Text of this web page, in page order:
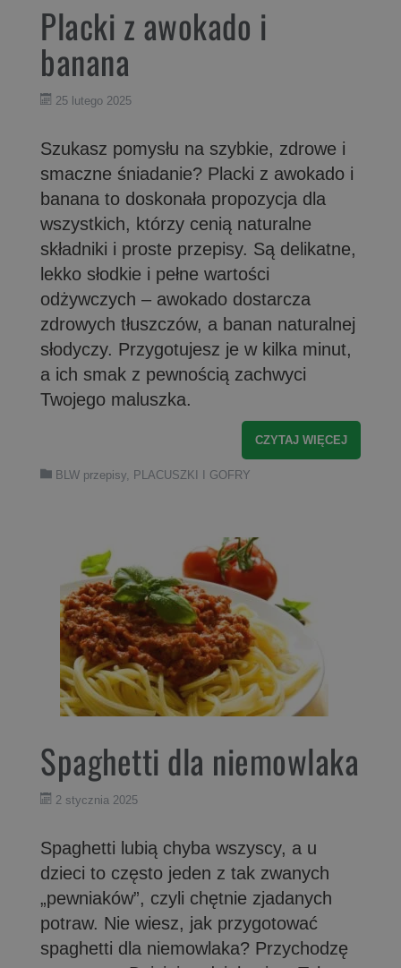
Placki z awokado i
banana
25 lutego 2025
Szukasz pomysłu na szybkie, zdrowe i
smaczne śniadanie? Placki z awokado i
banana to doskonała propozycja dla
wszystkich, którzy cenią naturalne
składniki i proste przepisy. Są delikatne,
lekko słodkie i pełne wartości
odżywczych – awokado dostarcza
zdrowych tłuszczów, a banan naturalnej
słodyczy. Przygotujesz je w kilka minut,
a ich smak z pewnością zachwyci
Twojego maluszka.
CZYTAJ WIĘCEJ
BLW przepisy, PLACUSZKI I GOFRY
Spaghetti dla niemowlaka
2 stycznia 2025
Spaghetti lubią chyba wszyscy, a u
dzieci to często jeden z tak zwanych
„pewniaków”, czyli chętnie zjadanych
potraw. Nie wiesz, jak przygotować
spaghetti dla niemowlaka? Przychodzę